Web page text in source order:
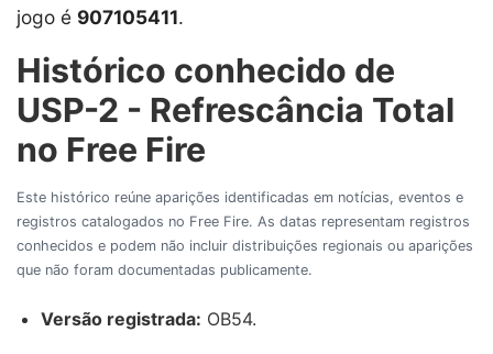
jogo é 907105411.
Histórico conhecido de
USP-2 - Refrescância Total
no Free Fire
Este histórico reúne aparições identificadas em notícias, eventos e
registros catalogados no Free Fire. As datas representam registros
conhecidos e podem não incluir distribuições regionais ou aparições
que não foram documentadas publicamente.
Versão registrada: OB54.